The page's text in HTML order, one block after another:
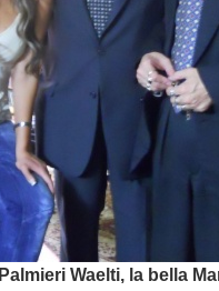
Waelti, la bella